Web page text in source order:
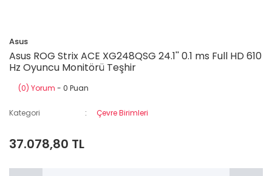
Asus
Asus ROG Strix ACE XG248QSG 24.1'' 0.1 ms Full HD 610
Hz Oyuncu Monitörü Teşhir
(0) Yorum - 0 Puan
Kategori Çevre Birimleri
37.078,80 TL